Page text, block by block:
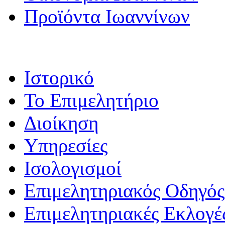
Προϊόντα Ιωαννίνων
Ιστορικό
Το Επιμελητήριο
Διοίκηση
Υπηρεσίες
Ισολογισμοί
Επιμελητηριακός Οδηγός
Επιμελητηριακές